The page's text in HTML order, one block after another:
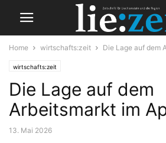
Home wirtschafts:zeit Die Lage auf dem
wirtschafts:zeit
Die Lage auf dem
Arbeitsmarkt im
13. Mai 2026